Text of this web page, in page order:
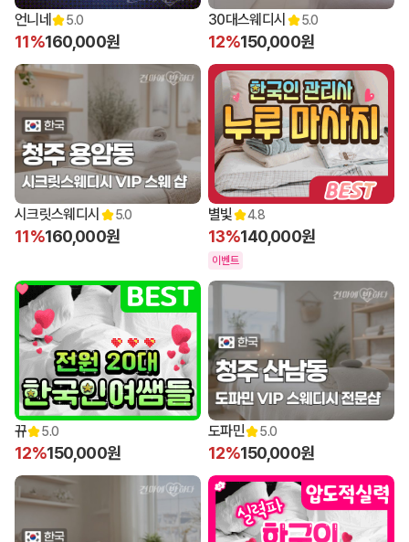
언니네 5.0
11%160,000원
30대스웨디시 5.0
12%150,000원
시크릿스웨디시 5.0
11%160,000원
별빛 4.8
13%140,000원
이벤트
뀨 5.0
12%150,000원
도파민 5.0
12%150,000원